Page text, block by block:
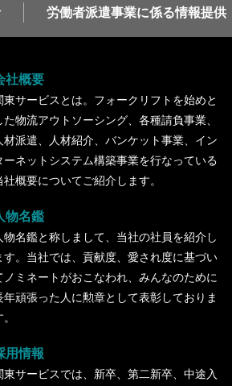
労働者派遣事業に係る情報提供
社概要
東サービスとは。フォークリフトを始めと
た物流アウトソーシング、各種請負事業、
材派遣、人材紹介、バンケット事業、イン
ーネットシステム構築事業を行なっている
社概要についてご紹介します。
物名鑑
物名鑑と称しまして、当社の社員を紹介し
す。当社では、貢献度、愛され度に基づい
ノミネートがおこなわれ、みんなのために
年頑張った人に勲章として表彰しておりま
用情報
東サービスでは、新卒、第二新卒、中途入